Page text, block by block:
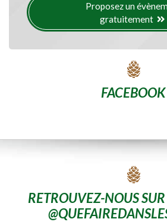
Proposez un
gratuitement
FACEBOOK
RETROUVEZ-NOUS